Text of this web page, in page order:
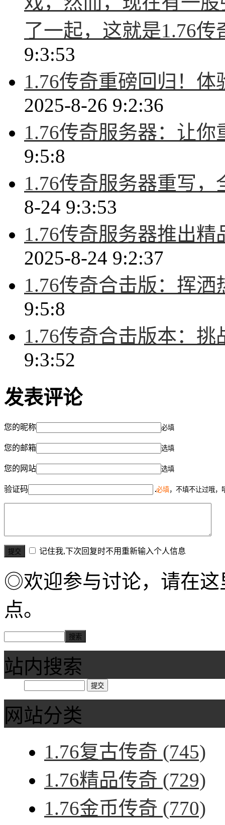
了一起，这就是1.76
9:3:53
1.76传奇重磅回归！
2025-8-26 9:2:36
1.76传奇服务器：让
9:5:8
1.76传奇服务器重写
8-24 9:3:53
1.76传奇服务器推出
2025-8-24 9:2:37
1.76传奇合击版：挥
9:5:8
1.76传奇合击版本：
9:3:52
发表评论
您的昵称 必填
您的邮箱 选填
您的网站 选填
验证码 必填，不填不让过哦，
记住我,下次回复时不用重新输入个人信息
◎欢迎参与讨论，请在这
点。
站内搜索
网站分类
1.76复古传奇 (745)
1.76精品传奇 (729)
1.76金币传奇 (770)